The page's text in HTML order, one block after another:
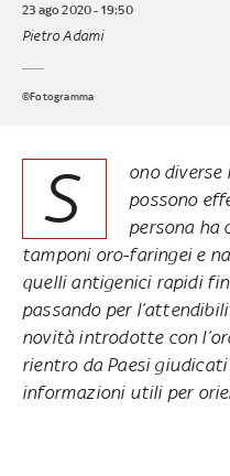
23 ago 2020 - 19:50
Pietro Adami
©Fotogramma
S
ono
possono
persona ha
tamponi oro-faringei e
quelli antigenici rapidi
passando per
novità introdotte con
rientro da Paesi
informazioni utili per